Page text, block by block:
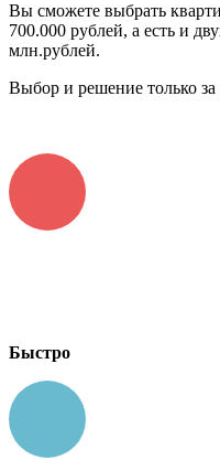
Вы сможете выбрать
700.000 рублей, а есть и
млн.рублей.
Выбор и решение только
Быстро